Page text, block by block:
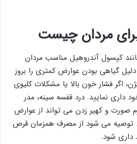
مردان چیست
کپسول آندروهیل مناسب مردان
گیاهی بودن عوارض کمتری را بروز
اگر فشار خون بالا یا مشکلات کلیوی
داری نمایید. درد قفسه سینه، مدر
صورت و کهیر زدن می تواند از عوارض
توصیه می شود از مصرف همزمان قرص
داری شود.